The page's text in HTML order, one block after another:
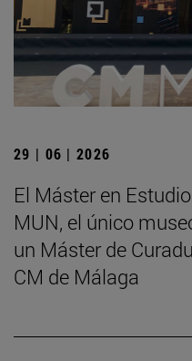
29 | 06 | 2026
El Máster en
MUN, el único
un Máster de
CM de Málaga